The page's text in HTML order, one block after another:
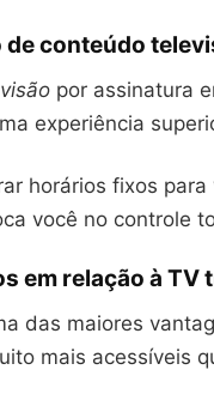
conteúdo
por assinatura
experiência
horários fixos para
você no controle
em relação à TV
das maiores
mais acessíveis